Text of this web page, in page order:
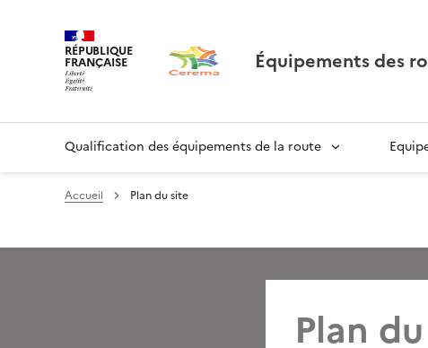
RÉPUBLIQUE
FRANÇAISE Équipements des
Qualification des équipements de la route
Accueil Plan du site
Plan